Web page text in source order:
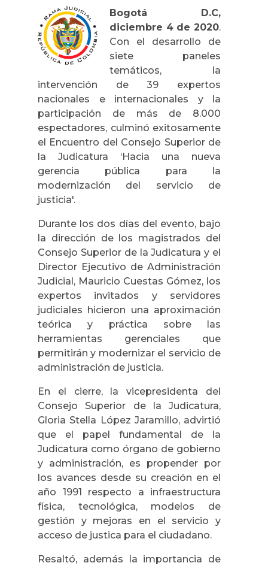
Bogotá D.C,
diciembre 4 de 2020.
Con el desarrollo de
siete paneles
temáticos, la
intervención de 39 expertos
nacionales e internacionales y la
participación de más de 8.000
espectadores, culminó exitosamente
el Encuentro del Consejo Superior de
la Judicatura ‘Hacia una nueva
gerencia pública para la
modernización del servicio de
justicia'.
Durante los dos días del evento, bajo
la dirección de los magistrados del
Consejo Superior de la Judicatura y el
Director Ejecutivo de Administración
Judicial, Mauricio Cuestas Gómez, los
expertos invitados y servidores
judiciales hicieron una aproximación
teórica y práctica sobre las
herramientas gerenciales que
permitirán y modernizar el servicio de
administración de justicia.
En el cierre, la vicepresidenta del
Consejo Superior de la Judicatura,
Gloria Stella López Jaramillo, advirtió
que el papel fundamental de la
Judicatura como órgano de gobierno
y administración, es propender por
los avances desde su creación en el
año 1991 respecto a infraestructura
física, tecnológica, modelos de
gestión y mejoras en el servicio y
acceso de justica para el ciudadano.
Resaltó, además la importancia de